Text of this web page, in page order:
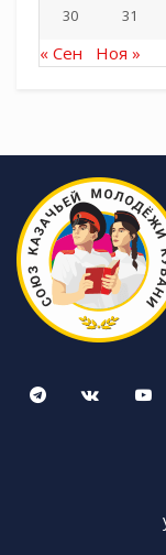
Tags: СКМК
30 31
« Сен Ноя »